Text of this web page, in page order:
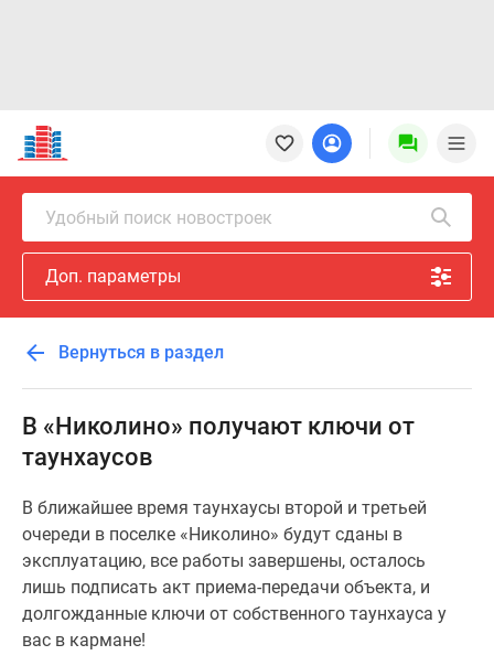
Новостройки
Квартиры
Ипотека
Новостройки
Москвы
Новостройки
Подмосковья
Новостройки
Москвы
Готовые
новостройки
Новостройки
Специальные
предложения
Коммерческие
помещения
Продавцы
Удобный поиск новостроек
Доп. параметры
Вернуться в раздел
В «Николино» получают ключи от
таунхаусов
В ближайшее время таунхаусы второй и третьей
очереди в поселке «Николино» будут сданы в
эксплуатацию, все работы завершены, осталось
лишь подписать акт приема-передачи объекта, и
долгожданные ключи от собственного таунхауса у
вас в кармане!